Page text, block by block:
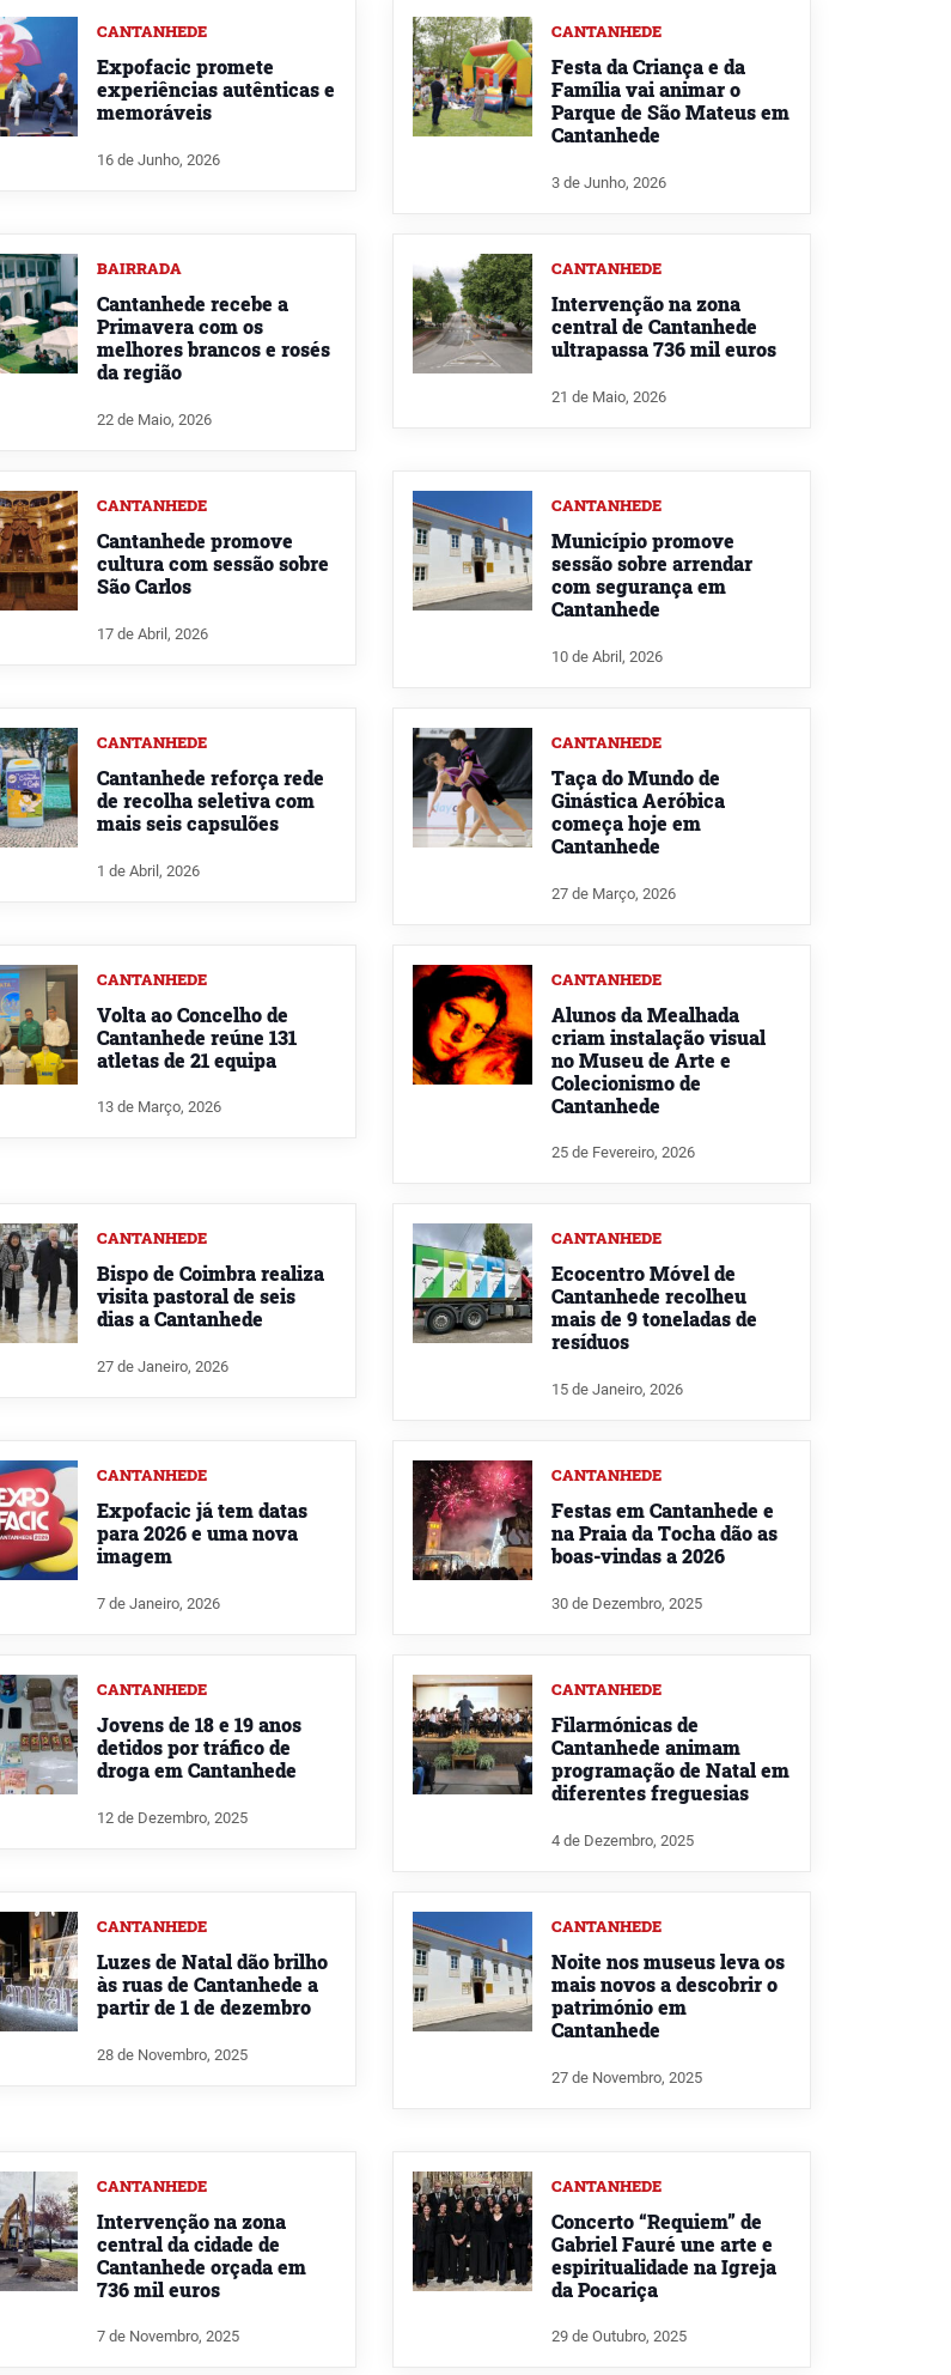
CANTANHEDE
Expofacic promete
experiências autênticas e
memoráveis
16 de Junho, 2026
CANTANHEDE
Festa da Criança e da
Família vai animar o
Parque de São Mateus em
Cantanhede
3 de Junho, 2026
BAIRRADA
Cantanhede recebe a
Primavera com os
melhores brancos e rosés
da região
22 de Maio, 2026
CANTANHEDE
Intervenção na zona
central de Cantanhede
ultrapassa 736 mil euros
21 de Maio, 2026
CANTANHEDE
Cantanhede promove
cultura com sessão sobre
São Carlos
17 de Abril, 2026
CANTANHEDE
Município promove
sessão sobre arrendar
com segurança em
Cantanhede
10 de Abril, 2026
CANTANHEDE
Cantanhede reforça rede
de recolha seletiva com
mais seis capsulões
1 de Abril, 2026
CANTANHEDE
Taça do Mundo de
Ginástica Aeróbica
começa hoje em
Cantanhede
27 de Março, 2026
CANTANHEDE
Volta ao Concelho de
Cantanhede reúne 131
atletas de 21 equipa
13 de Março, 2026
CANTANHEDE
Alunos da Mealhada
criam instalação visual
no Museu de Arte e
Colecionismo de
Cantanhede
25 de Fevereiro, 2026
CANTANHEDE
Bispo de Coimbra realiza
visita pastoral de seis
dias a Cantanhede
27 de Janeiro, 2026
CANTANHEDE
Ecocentro Móvel de
Cantanhede recolheu
mais de 9 toneladas de
resíduos
15 de Janeiro, 2026
CANTANHEDE
Expofacic já tem datas
para 2026 e uma nova
imagem
7 de Janeiro, 2026
CANTANHEDE
Festas em Cantanhede e
na Praia da Tocha dão as
boas-vindas a 2026
30 de Dezembro, 2025
CANTANHEDE
Jovens de 18 e 19 anos
detidos por tráfico de
droga em Cantanhede
12 de Dezembro, 2025
CANTANHEDE
Filarmónicas de
Cantanhede animam
programação de Natal em
diferentes freguesias
4 de Dezembro, 2025
CANTANHEDE
Luzes de Natal dão brilho
às ruas de Cantanhede a
partir de 1 de dezembro
28 de Novembro, 2025
CANTANHEDE
Noite nos museus leva os
mais novos a descobrir o
património em
Cantanhede
27 de Novembro, 2025
CANTANHEDE
Intervenção na zona
central da cidade de
Cantanhede orçada em
736 mil euros
7 de Novembro, 2025
CANTANHEDE
Concerto “Requiem” de
Gabriel Fauré une arte e
espiritualidade na Igreja
da Pocariça
29 de Outubro, 2025